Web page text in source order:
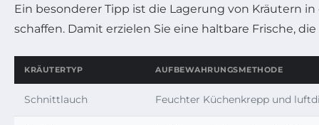
Ein besonderer Tipp ist die Lagerung von Kräutern
schaffen. Damit erzielen Sie eine haltbare Frische,
KRÄUTERTYP AUFBEWAHRUNGSMETHODE
Schnittlauch Feuchter Küchenkrepp und